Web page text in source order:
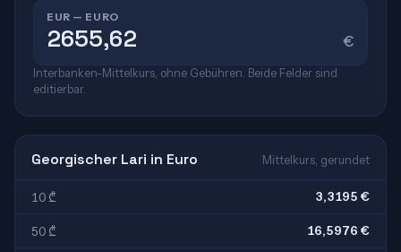
EUR — EURO
€
Interbanken-Mittelkurs, ohne Gebühren. Beide Felder sind
editierbar.
Georgischer Lari in Euro Mittelkurs, gerundet
10 ₾ 3,3195 €
50 ₾ 16,5976 €